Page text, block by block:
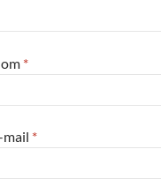
*
mail *